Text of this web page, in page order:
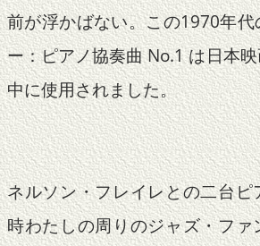
前が浮かばない。この1970年
ー：ピアノ協奏曲 No.1 は日本
中に使用されました。
ネルソン・フレイレとの二台
時わたしの周りのジャズ・フ